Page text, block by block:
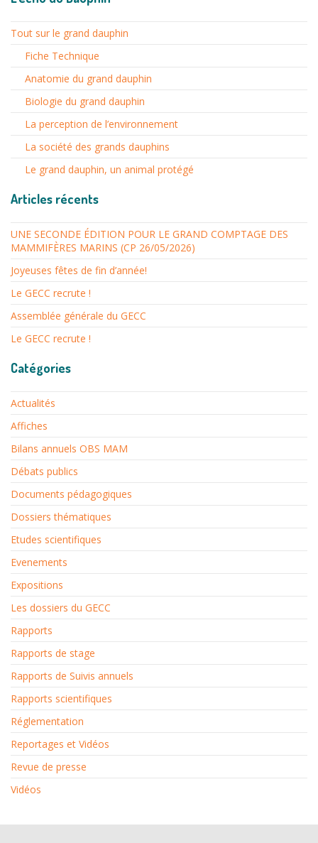
Tout sur le grand dauphin
Fiche Technique
Anatomie du grand dauphin
Biologie du grand dauphin
La perception de l’environnement
La société des grands dauphins
Le grand dauphin, un animal protégé
Articles récents
UNE SECONDE ÉDITION POUR LE GRAND COMPTAGE DES
MAMMIFÈRES MARINS (CP 26/05/2026)
Joyeuses fêtes de fin d’année!
Le GECC recrute !
Assemblée générale du GECC
Le GECC recrute !
Catégories
Actualités
Affiches
Bilans annuels OBS MAM
Débats publics
Documents pédagogiques
Dossiers thématiques
Etudes scientifiques
Evenements
Expositions
Les dossiers du GECC
Rapports
Rapports de stage
Rapports de Suivis annuels
Rapports scientifiques
Réglementation
Reportages et Vidéos
Revue de presse
Vidéos